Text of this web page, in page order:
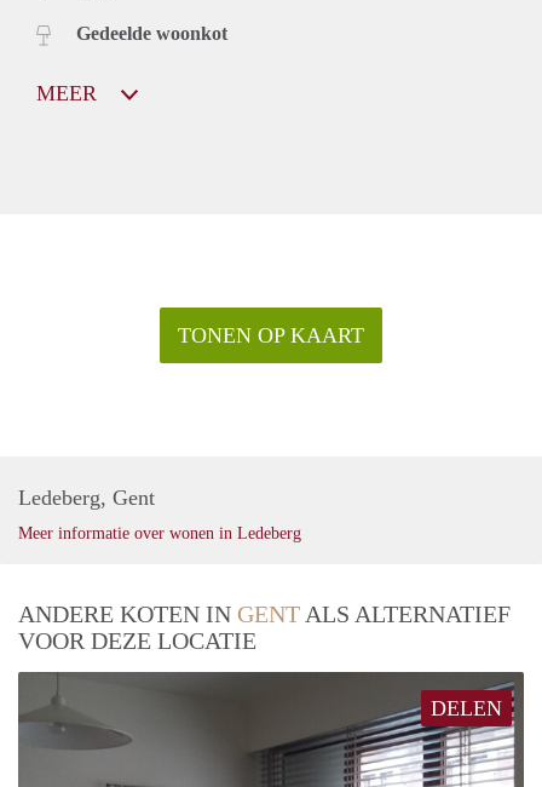
Gedeelde woonkot
MEER
TONEN OP KAART
Ledeberg, Gent
Meer informatie over wonen in Ledeberg
ANDERE KOTEN IN GENT ALS ALTERNATIEF
VOOR DEZE LOCATIE
DELEN